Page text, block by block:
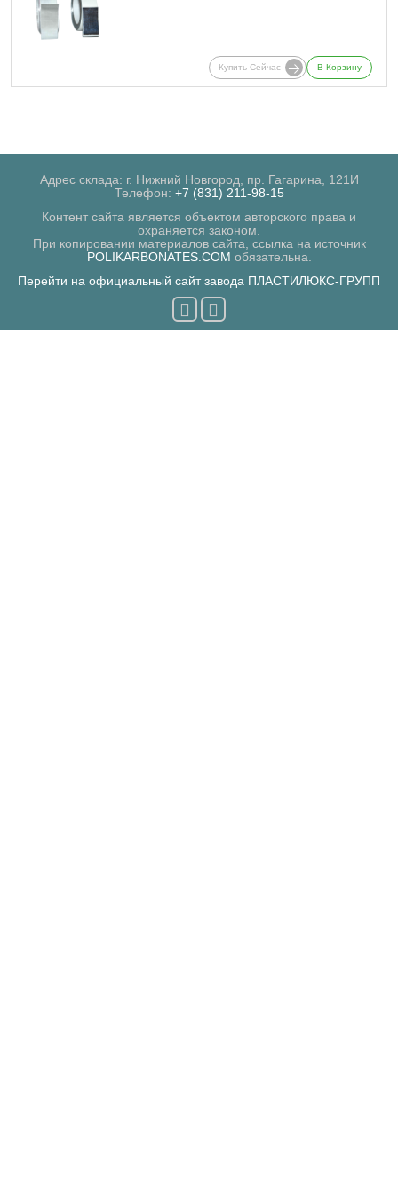
Купить Сейчас В Корзину
Адрес склада: г. Нижний Новгород, пр. Гагарина, 121И
Телефон: +7 (831) 211-98-15
Контент сайта является объектом авторского права и
охраняется законом.
При копировании материалов сайта, ссылка на источник
POLIKARBONATES.COM обязательна.
Перейти на официальный сайт завода ПЛАСТИЛЮКС-ГРУПП